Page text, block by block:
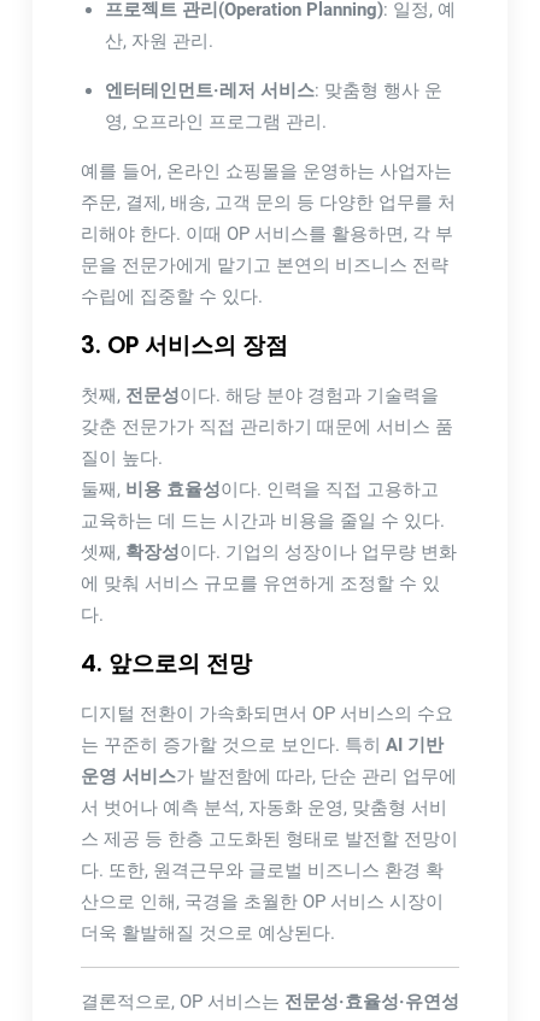
프로젝트 관리(Operation Planning): 일정, 예
산, 자원 관리.
엔터테인먼트·레저 서비스: 맞춤형 행사 운
영, 오프라인 프로그램 관리.
예를 들어, 온라인 쇼핑몰을 운영하는 사업자는
주문, 결제, 배송, 고객 문의 등 다양한 업무를 처
리해야 한다. 이때 OP 서비스를 활용하면, 각 부
문을 전문가에게 맡기고 본연의 비즈니스 전략
수립에 집중할 수 있다.
3. OP 서비스의 장점
첫째, 전문성이다. 해당 분야 경험과 기술력을
갖춘 전문가가 직접 관리하기 때문에 서비스 품
질이 높다.
둘째, 비용 효율성이다. 인력을 직접 고용하고
교육하는 데 드는 시간과 비용을 줄일 수 있다.
셋째, 확장성이다. 기업의 성장이나 업무량 변화
에 맞춰 서비스 규모를 유연하게 조정할 수 있
다.
4. 앞으로의 전망
디지털 전환이 가속화되면서 OP 서비스의 수요
는 꾸준히 증가할 것으로 보인다. 특히 AI 기반
운영 서비스가 발전함에 따라, 단순 관리 업무에
서 벗어나 예측 분석, 자동화 운영, 맞춤형 서비
스 제공 등 한층 고도화된 형태로 발전할 전망이
다. 또한, 원격근무와 글로벌 비즈니스 환경 확
산으로 인해, 국경을 초월한 OP 서비스 시장이
더욱 활발해질 것으로 예상된다.
결론적으로, OP 서비스는 전문성·효율성·유연성